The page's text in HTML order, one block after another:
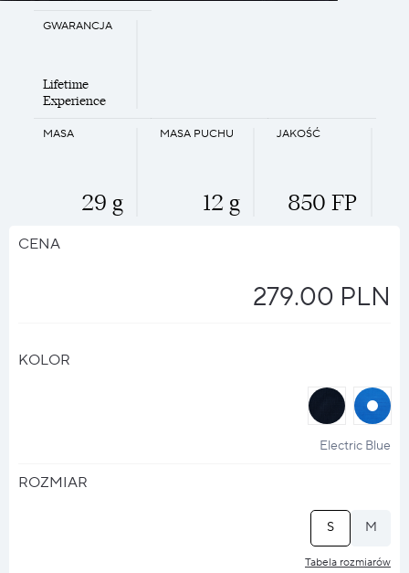
MASA
29 g
JAKOŚĆ
850 FP
MASA PUCHU
12 g
GWARANCJA
Lifetime
Experience
CENA
279.00 PLN
KOLOR
halo
halo
?
Electric Blue
ROZMIAR
M
S
Tabela rozmiarów